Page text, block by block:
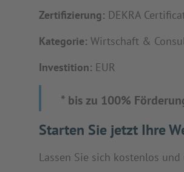
Zertifizierung: DEKRA
Kategorie: Wirtschaft &
Investition: EUR
* bis zu 100%
Starten Sie jetzt Ihre
Lassen Sie sich kostenlos